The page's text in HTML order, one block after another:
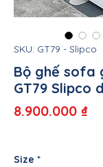
SKU: GT79 - Slipco
Bộ ghế sofa
GT79 Slipco
8.900.000 ₫Giá
Size *